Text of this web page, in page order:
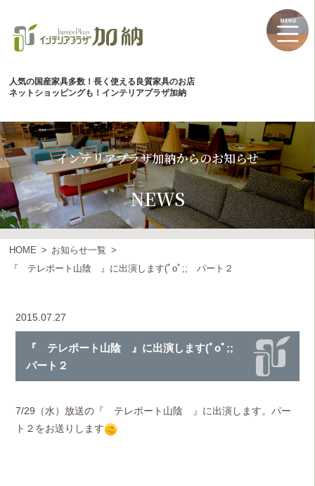
人気の国産家具多数！長く使える良質家具のお店
ネットショッピングも！インテリアプラザ加納
インテリアプラザ加納からのお知らせ
NEWS
HOME
お知らせ一覧
『 テレポート山陰 』に出演します(ﾟoﾟ;; パート２
2015.07.27
『 テレポート山陰 』に出演します(ﾟoﾟ;;
パート２
7/29（水）放送の『 テレポート山陰 』に出演します。パー
ト２をお送りします